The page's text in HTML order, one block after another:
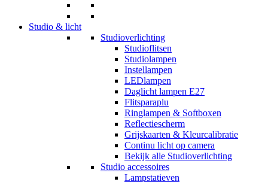
Studio & licht
Studioverlichting
Studioflitsen
Studiolampen
Instellampen
LEDlampen
Daglicht lampen E27
Flitsparaplu
Ringlampen & Softboxen
Reflectiescherm
Grijskaarten & Kleurcalibratie
Continu licht op camera
Bekijk alle Studioverlichting
Studio accessoires
Lampstatieven